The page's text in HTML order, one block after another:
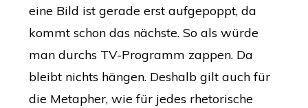
eine Bild ist gerade erst aufgepoppt, da
kommt schon das nächste. So als würde
man durchs TV-Programm zappen. Da
bleibt nichts hängen. Deshalb gilt auch für
die Metapher, wie für jedes rhetorische